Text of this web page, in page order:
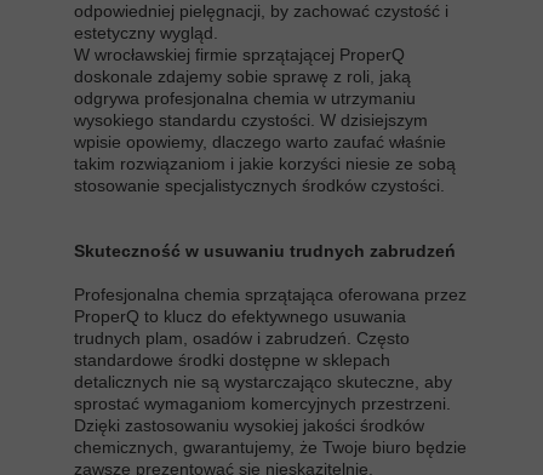
odpowiedniej pielęgnacji, by zachować czystość i
estetyczny wygląd.
W wrocławskiej firmie sprzątającej ProperQ
doskonale zdajemy sobie sprawę z roli, jaką
odgrywa profesjonalna chemia w utrzymaniu
wysokiego standardu czystości. W dzisiejszym
wpisie opowiemy, dlaczego warto zaufać właśnie
takim rozwiązaniom i jakie korzyści niesie ze sobą
stosowanie specjalistycznych środków czystości.
Skuteczność w usuwaniu trudnych zabrudzeń
Profesjonalna chemia sprzątająca oferowana przez
ProperQ to klucz do efektywnego usuwania
trudnych plam, osadów i zabrudzeń. Często
standardowe środki dostępne w sklepach
detalicznych nie są wystarczająco skuteczne, aby
sprostać wymaganiom komercyjnych przestrzeni.
Dzięki zastosowaniu wysokiej jakości środków
chemicznych, gwarantujemy, że Twoje biuro będzie
zawsze prezentować się nieskazitelnie.